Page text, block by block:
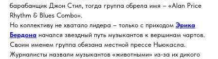
барабанщик Джон Стил, тогда группа обрела имя – «Alan Price
Rhythm & Blues Combo».
Но коллективу не хватало лидера – только с приходом Эрика
Бердона начался звездный путь музыкантов к вершинам чартов.
Своим именем группа обязана местной прессе Ньюкасла.
Журналисты назвали музыкантов «животными» из-за их дикого